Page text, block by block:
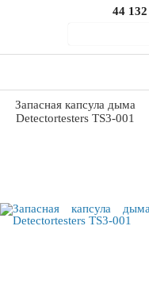
44 132
Запасная капсула дыма
Detectortesters TS3-001